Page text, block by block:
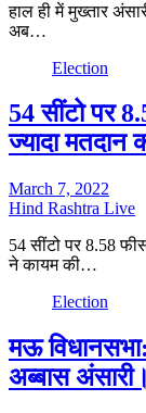
हाल ही में मुख्तार
अब…
Election
54 सींटो पर
ज्यादा
March 7, 2022
Hind Rashtra Live
54 सींटो पर 8.58
ने कायम की…
Election
मऊ
अब्बास अंसारी।